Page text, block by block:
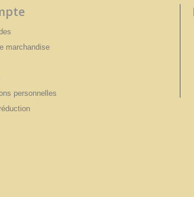
marchandise
personnelles